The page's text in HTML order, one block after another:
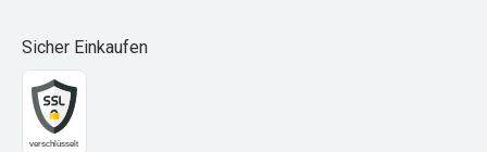
Sicher Einkaufen